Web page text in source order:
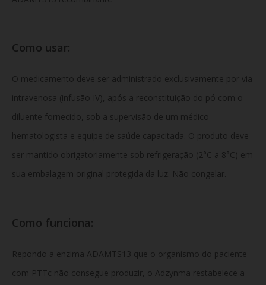
Como usar:
O medicamento deve ser administrado exclusivamente por via
intravenosa (infusão IV), após a reconstituição do pó com o
diluente fornecido, sob a supervisão de um médico
hematologista e equipe de saúde capacitada. O produto deve
ser mantido obrigatoriamente sob refrigeração (2°C a 8°C) em
sua embalagem original protegida da luz. Não congelar.
Como funciona:
Repondo a enzima ADAMTS13 que o organismo do paciente
com PTTc não consegue produzir, o Adzynma restabelece a